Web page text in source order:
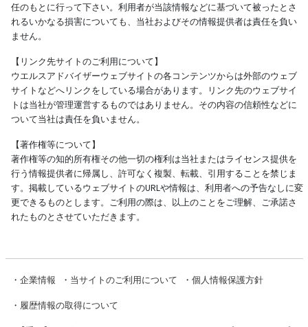
任のもとに行って下さい。利用者が当該情報などに基づいて被ったとさ
れるいかなる損害についても、当社およびその情報提供者は責任を負い
ません。
【リンク先サイトのご利用について】
ウエルスアドバイザーウェブサイトの各コンテンツからは外部のウェブ
サイトなどへリンクをしている場合があります。リンク先のウェブサイ
トは当社が管理運営するものではありません。その内容の信頼性などに
ついて当社は責任を負いません。
【著作権等について】
著作権等の知的所有権その他一切の権利は当社またはライセンス提供を
行う情報提供者に帰属し、許可なく複製、転載、引用することを禁じま
す。掲載しているウェブサイトのURLや情報は、利用者への予告なしに変
更できるものとします。ご利用の際は、以上のことをご理解、ご承諾さ
れたものとさせていただきます。
・ 企業情報 ・ 当サイトのご利用について ・ 個人情報保護方針
・ 履歴情報の取得について